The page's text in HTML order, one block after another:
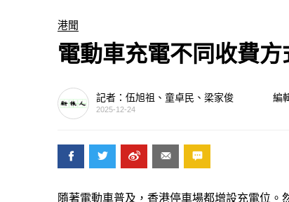
港聞
電動車充電不同收費
記者：伍旭祖、童卓民、梁家俊 編
2025-12-24
隨著電動車普及，香港停車場都增設充電位